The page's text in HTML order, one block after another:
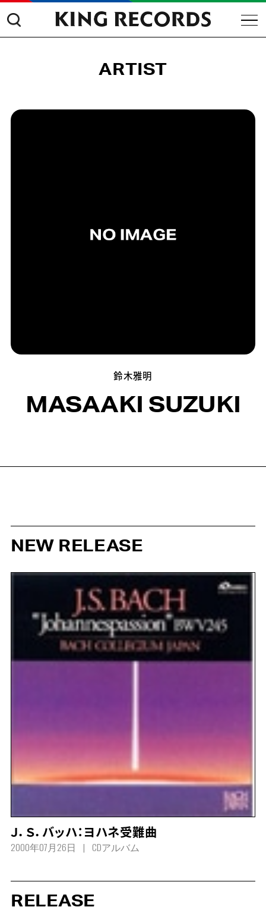
ARTIST
鈴木雅明
MASAAKI SUZUKI
NEW RELEASE
Ｊ．Ｓ．バッハ：ヨハネ受難曲
2000年07月26日 CDアルバム
RELEASE